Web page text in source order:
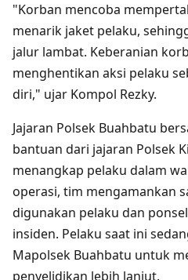
"Korban mencoba
menarik jaket pelaku,
jalur lambat. Keberanian
menghentikan aksi pelaku
diri," ujar Kompol Rezky.
Jajaran Polsek Buahbatu
bantuan dari jajaran Polsek
menangkap pelaku dalam
operasi, tim mengamankan
digunakan pelaku dan
insiden. Pelaku saat ini
Mapolsek Buahbatu untuk
penyelidikan lebih lanjut.